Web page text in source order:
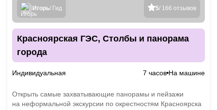
5/ 166 отзывов
Игорь/ Гид
Красноярская ГЭС, Столбы и панорама
города
Индивидуальная 7 часов На машине
Открыть самые захватывающие панорамы и пейзажи
на неформальной экскурсии по окрестностям Красноярска